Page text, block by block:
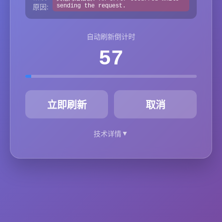
原因:
sending the request.
自动刷新倒计时
57
立即刷新 取消
技术详情▼